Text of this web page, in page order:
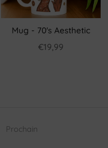
Mug - 70's Aesthetic
€19,99
Prochain